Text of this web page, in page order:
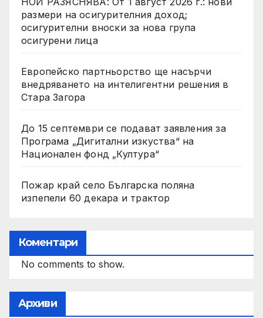
размери на осигурителния доход;
осигурителни вноски за нова група
осигурени лица
Европейско партньорство ще насърчи
внедряването на интелигентни решения в
Стара Загора
До 15 септември се подават заявления за
Програма „Дигитални изкуства“ на
Национален фонд „Култура“
Пожар край село Българска поляна
изпепели 60 декара и трактор
Коментари
No comments to show.
Архиви